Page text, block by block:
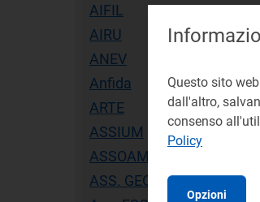
AIFIL
AIRU
ANEV
Anfida
ARTE
ASSIUM
ASSOAMBIENTE
ASS. GEOTERMIA ZERO
Questo sito
dall'altro,
consenso
Policy
Opzioni